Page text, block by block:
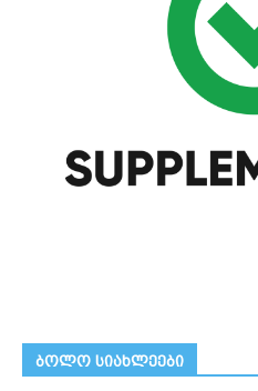
ᲑᲝᲚᲝ ᲡᲘᲐᲮᲚᲔᲔᲑᲘ